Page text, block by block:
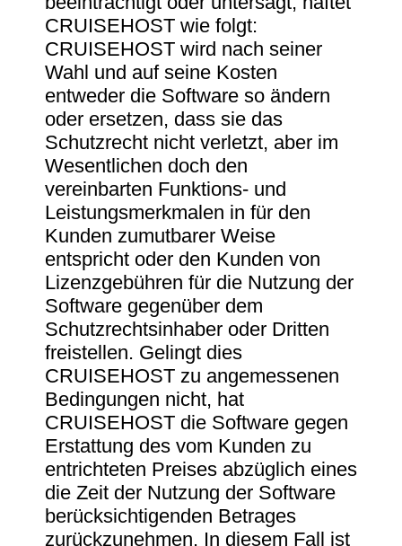
CRUISEHOST wie folgt:
CRUISEHOST wird nach seiner
Wahl und auf seine Kosten
entweder die Software so ändern
oder ersetzen, dass sie das
Schutzrecht nicht verletzt, aber im
Wesentlichen doch den
vereinbarten Funktions- und
Leistungsmerkmalen in für den
Kunden zumutbarer Weise
entspricht oder den Kunden von
Lizenzgebühren für die Nutzung der
Software gegenüber dem
Schutzrechtsinhaber oder Dritten
freistellen. Gelingt dies
CRUISEHOST zu angemessenen
Bedingungen nicht, hat
CRUISEHOST die Software gegen
Erstattung des vom Kunden zu
entrichteten Preises abzüglich eines
die Zeit der Nutzung der Software
berücksichtigenden Betrages
zurückzunehmen. In diesem Fall ist